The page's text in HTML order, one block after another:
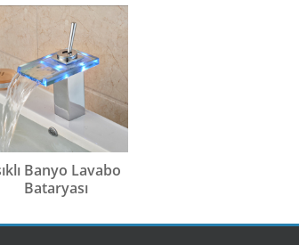
Banyo Lavabo
Bataryası